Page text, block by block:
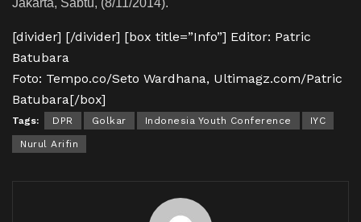
[divider] [/divider] [box title=”Info”] Editor: Patric
Batubara
Foto: Tempo.co/Seto Wardhana, Ultimagz.com/Patric
Batubara[/box]
Tags: DPR Golkar Indonesia Youth Conference IYC
Nurul Arifin